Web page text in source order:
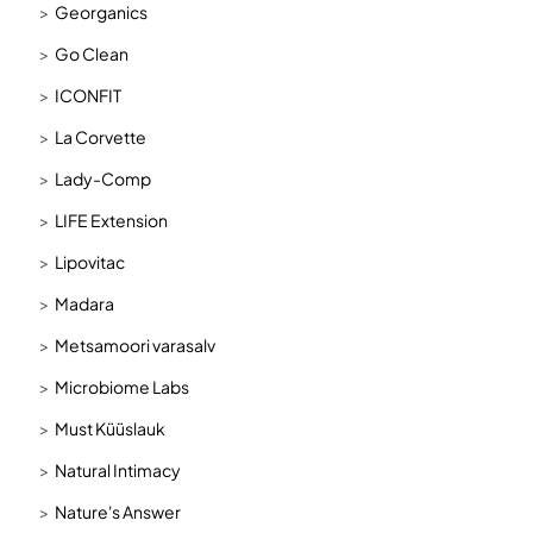
Georganics
Go Clean
ICONFIT
La Corvette
Lady-Comp
LIFE Extension
Lipovitac
Madara
Metsamoori varasalv
Microbiome Labs
Must Küüslauk
Natural Intimacy
Nature's Answer